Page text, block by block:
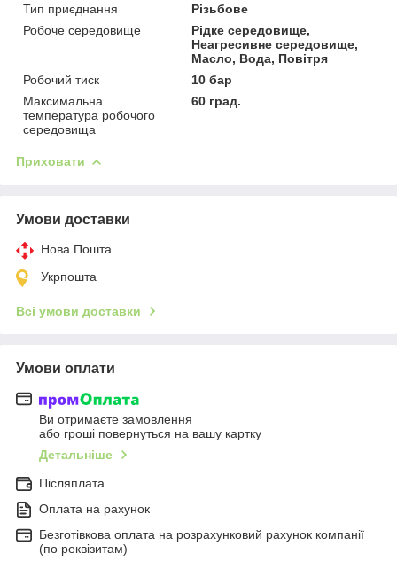
Тип приєднання
Різьбове
Робоче середовище
Рідке середовище,
Неагресивне середовище,
Масло, Вода, Повітря
Робочий тиск
10 бар
Максимальна
температура робочого
середовища
60 град.
Приховати
Умови доставки
Нова Пошта
Укрпошта
Всі умови доставки
Умови оплати
Ви отримаєте замовлення
або гроші повернуться на вашу картку
Детальніше
Післяплата
Оплата на рахунок
Безготівкова оплата на розрахунковий рахунок компанії
(по реквізитам)